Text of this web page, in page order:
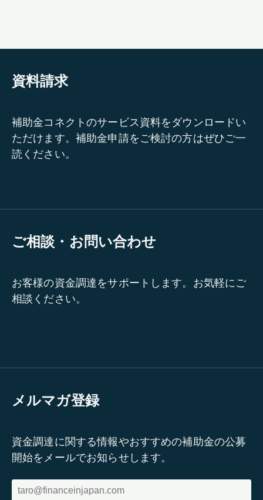
資料請求
補助金コネクトのサービス資料をダウンロードい
ただけます。補助金申請をご検討の方はぜひご一
読ください。
ご相談・お問い合わせ
お客様の資金調達をサポートします。お気軽にご
相談ください。
メルマガ登録
資金調達に関する情報やおすすめの補助金の公募
開始をメールでお知らせします。